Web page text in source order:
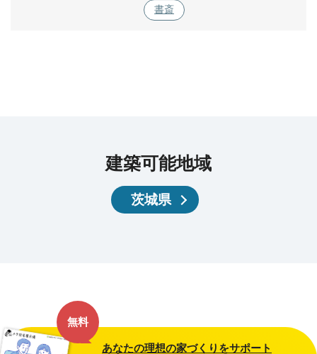
書斎
建築可能地域
茨城県
無料
あなたの理想の家づくりをサポート